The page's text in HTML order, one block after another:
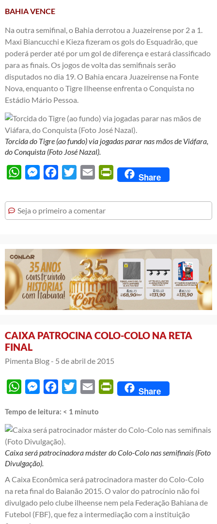
BAHIA VENCE
Na outra semifinal, o Bahia derrotou a Juazeirense por 2 a 1.
Maxi Biancucchi e Kieza fizeram os gols do Esquadrão, que
poderá perder até por um gol de diferença e estará classificado
para as finais. Os jogos de volta das semifinais serão
disputados no dia 19. O Bahia encara Juazeirense na Fonte
Nova, enquanto o Tigre Ilheense enfrenta o Conquista no
Estádio Mário Pessoa.
Torcida do Tigre (ao fundo) via jogadas parar nas mãos de Viáfara,
do Conquista (Foto José Nazal).
WhatsAppMessengerFacebook
Twitter Email PrintFriendly
Share
Seja o primeiro a comentar
CAIXA PATROCINA COLO-COLO NA RETA
FINAL
Pimenta Blog - 5 de abril de 2015
WhatsAppMessengerFacebook
Twitter Email PrintFriendly
Share
Tempo de leitura: < 1 minuto
Caixa será patrocinadora máster do Colo-Colo nas semifinais (Foto
Divulgação).
A Caixa Econômica será patrocinadora master do Colo-Colo
na reta final do Baianão 2015. O valor do patrocínio não foi
divulgado pelo clube ilheense nem pela Federação Bahiana de
Futebol (FBF), que fez a intermediação com a instituição